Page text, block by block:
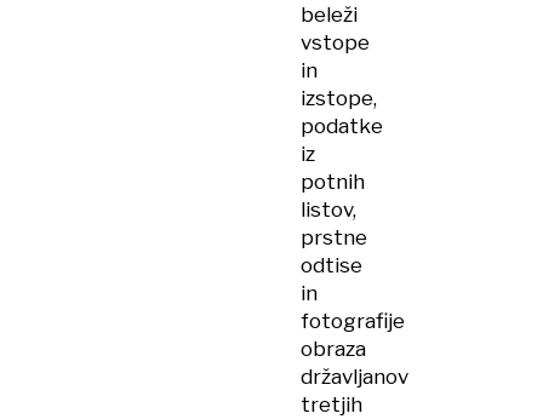
beleži
vstope
in
izstope,
podatke
iz
potnih
listov,
prstne
odtise
in
fotografije
obraza
državljanov
tretjih